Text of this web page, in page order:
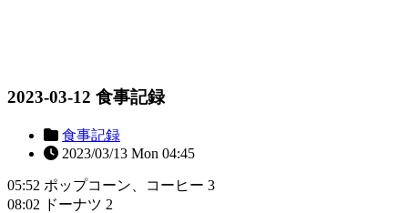
2023-03-12 食事記録
食事記録
2023/03/13 Mon 04:45
05:52 ポップコーン、コーヒー 3
08:02 ドーナツ 2